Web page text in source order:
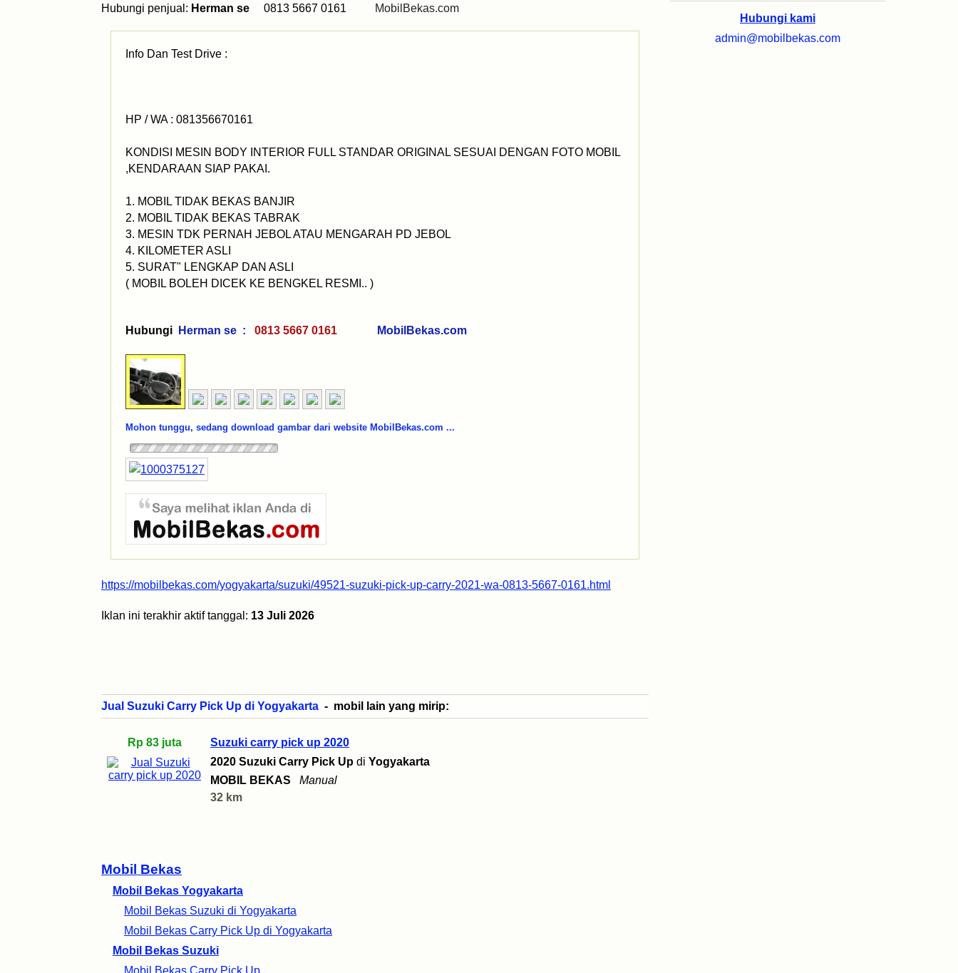
Mobil Bekas
Mobil Bekas Yogyakarta
Mobil Bekas Suzuki di Yogyakarta
Mobil Bekas Carry Pick Up di Yogyakarta
Mobil Bekas Suzuki
Mobil Bekas Carry Pick Up
Hubungi penjual: Herman se 0813 5667 0161 MobilBekas.com
Info Dan Test Drive :
HP / WA : 081356670161
KONDISI MESIN BODY INTERIOR FULL STANDAR ORIGINAL SESUAI DENGAN FOTO MOBIL
,KENDARAAN SIAP PAKAI.
1. MOBIL TIDAK BEKAS BANJIR
2. MOBIL TIDAK BEKAS TABRAK
3. MESIN TDK PERNAH JEBOL ATAU MENGARAH PD JEBOL
4. KILOMETER ASLI
5. SURAT" LENGKAP DAN ASLI
( MOBIL BOLEH DICEK KE BENGKEL RESMI.. )
Hubungi Herman se : 0813 5667 0161 MobilBekas.com
Mohon tunggu, sedang download gambar dari website MobilBekas.com ...
https://mobilbekas.com/yogyakarta/suzuki/49521-suzuki-pick-up-carry-2021-wa-0813-5667-0161.html
Iklan ini terakhir aktif tanggal: 13 Juli 2026
Jual Suzuki Carry Pick Up di Yogyakarta - mobil lain yang mirip:
Rp 83 juta
Suzuki carry pick up 2020
2020 Suzuki Carry Pick Up di Yogyakarta
MOBIL BEKAS
Manual
32 km
Hubungi kami
admin@mobilbekas.com